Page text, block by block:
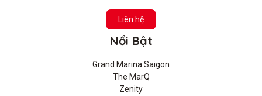
Liên hệ
Nổi Bật
Grand Marina Saigon
The MarQ
Zenity